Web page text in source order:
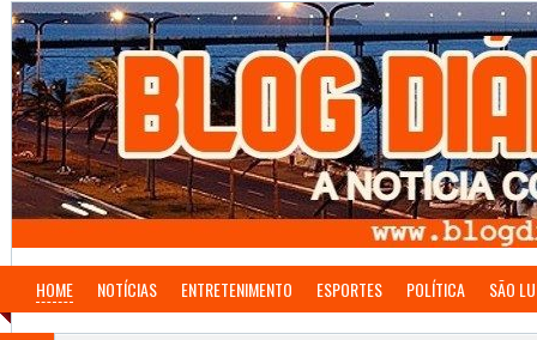
HOME NOTÍCIAS ENTRETENIMENTO ESPORTES POLÍTICA SÃO